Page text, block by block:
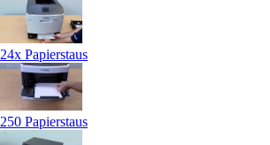
24x Papierstaus
250 Papierstaus